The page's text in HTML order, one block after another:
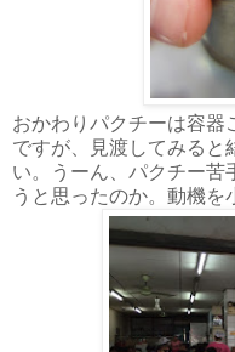
おかわりパクチーは容器
ですが、見渡してみると
い。うーん、パクチー苦
うと思ったのか。動機を